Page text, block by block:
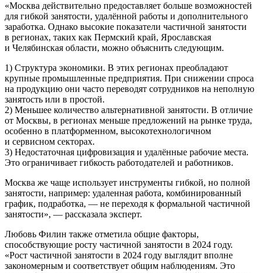
«Москва действительно предоставляет больше возможностей
для гибкой занятости, удалённой работы и дополнительного
заработка. Однако высокие показатели частичной занятости
в регионах, таких как Пермский край, Ярославская
и Челябинская области, можно объяснить следующим.
1) Структура экономики. В этих регионах преобладают
крупные промышленные предприятия. При снижении спроса
на продукцию они часто переводят сотрудников на неполную
занятость или в простой.
2) Меньшее количество альтернативной занятости. В отличие
от Москвы, в регионах меньше предложений на рынке труда,
особенно в платформенном, высокотехнологичном
и сервисном секторах.
3) Недостаточная цифровизация и удалённые рабочие места.
Это ограничивает гибкость работодателей и работников.
Москва же чаще использует инструменты гибкой, но полной
занятости, например: удаленная работа, комбинированный
график, подработка, — не переходя к формальной частичной
занятости», — рассказала эксперт.
Любовь Филин также отметила общие факторы,
способствующие росту частичной занятости в 2024 году.
«Рост частичной занятости в 2024 году выглядит вполне
закономерным и соответствует общим наблюдениям. Это